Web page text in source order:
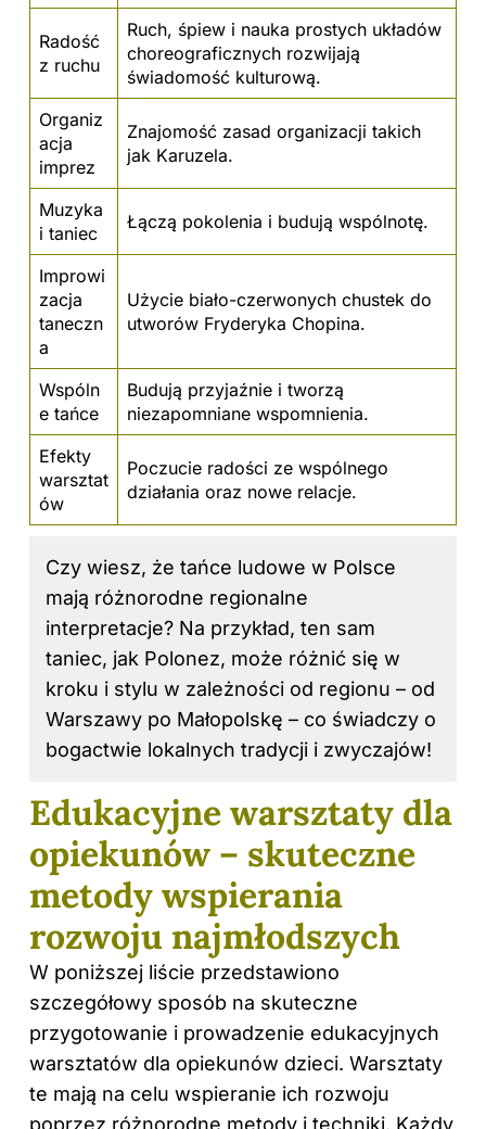
Radość
z ruchu
Ruch, śpiew i nauka prostych układów
choreograficznych rozwijają
świadomość kulturową.
Organiz
acja
imprez
Znajomość zasad organizacji takich
jak Karuzela.
Muzyka
i taniec
Łączą pokolenia i budują wspólnotę.
Improwi
zacja
taneczn
a
Użycie biało-czerwonych chustek do
utworów Fryderyka Chopina.
Wspóln
e tańce
Budują przyjaźnie i tworzą
niezapomniane wspomnienia.
Efekty
warsztat
ów
Poczucie radości ze wspólnego
działania oraz nowe relacje.
Czy wiesz, że tańce ludowe w Polsce
mają różnorodne regionalne
interpretacje? Na przykład, ten sam
taniec, jak Polonez, może różnić się w
kroku i stylu w zależności od regionu – od
Warszawy po Małopolskę – co świadczy o
bogactwie lokalnych tradycji i zwyczajów!
Edukacyjne warsztaty dla
opiekunów – skuteczne
metody wspierania
rozwoju najmłodszych
W poniższej liście przedstawiono
szczegółowy sposób na skuteczne
przygotowanie i prowadzenie edukacyjnych
warsztatów dla opiekunów dzieci. Warsztaty
te mają na celu wspieranie ich rozwoju
poprzez różnorodne metody i techniki. Każdy